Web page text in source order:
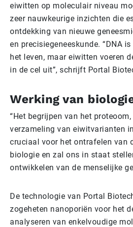
eiwitten op moleculair niveau
zeer nauwkeurige inzichten die
ontdekking van nieuwe
en precisiegeneeskunde. “DNA
het leven, maar eiwitten voeren
in de cel uit”, schrijft Portal
Werking van
“Het begrijpen van het
verzameling van eiwitvarianten
cruciaal voor het ontrafelen van
biologie en zal ons in staat
ontwikkelen van de menselijke
De technologie van Portal
zogeheten nanoporiën voor het
analyseren van enkelvoudige